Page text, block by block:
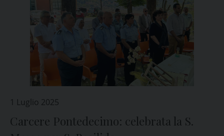
1 Luglio 2025
Carcere Pontedecimo: celebrata la S.